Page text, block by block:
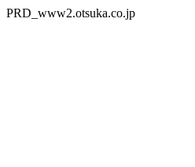
PRD_www2.otsuka.co.jp